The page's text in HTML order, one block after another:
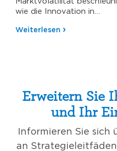
wie die Innovation in…
Weiterlesen
Erweitern Sie
und Ihr
Informieren Sie sich
an